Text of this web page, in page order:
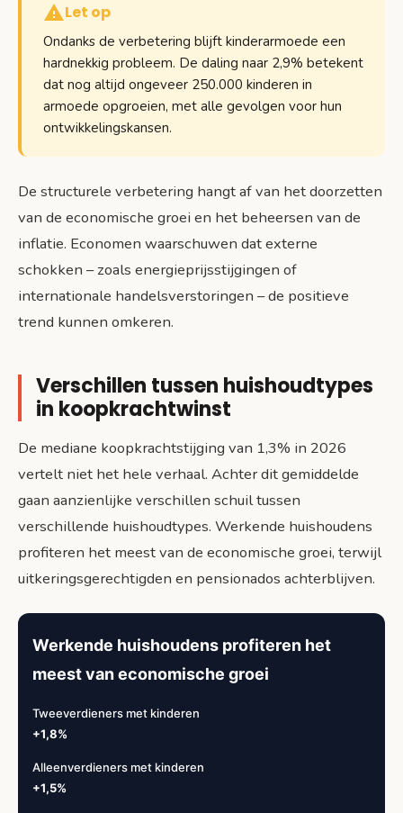
Let op
Ondanks de verbetering blijft kinderarmoede een
hardnekkig probleem. De daling naar 2,9% betekent
dat nog altijd ongeveer 250.000 kinderen in
armoede opgroeien, met alle gevolgen voor hun
ontwikkelingskansen.
De structurele verbetering hangt af van het doorzetten
van de economische groei en het beheersen van de
inflatie. Economen waarschuwen dat externe
schokken – zoals energieprijsstijgingen of
internationale handelsverstoringen – de positieve
trend kunnen omkeren.
Verschillen tussen huishoudtypes
in koopkrachtwinst
De mediane koopkrachtstijging van 1,3% in 2026
vertelt niet het hele verhaal. Achter dit gemiddelde
gaan aanzienlijke verschillen schuil tussen
verschillende huishoudtypes. Werkende huishoudens
profiteren het meest van de economische groei, terwijl
uitkeringsgerechtigden en pensionados achterblijven.
Werkende huishoudens profiteren het
meest van economische groei
Tweeverdieners met kinderen
+1,8%
Alleenverdieners met kinderen
+1,5%